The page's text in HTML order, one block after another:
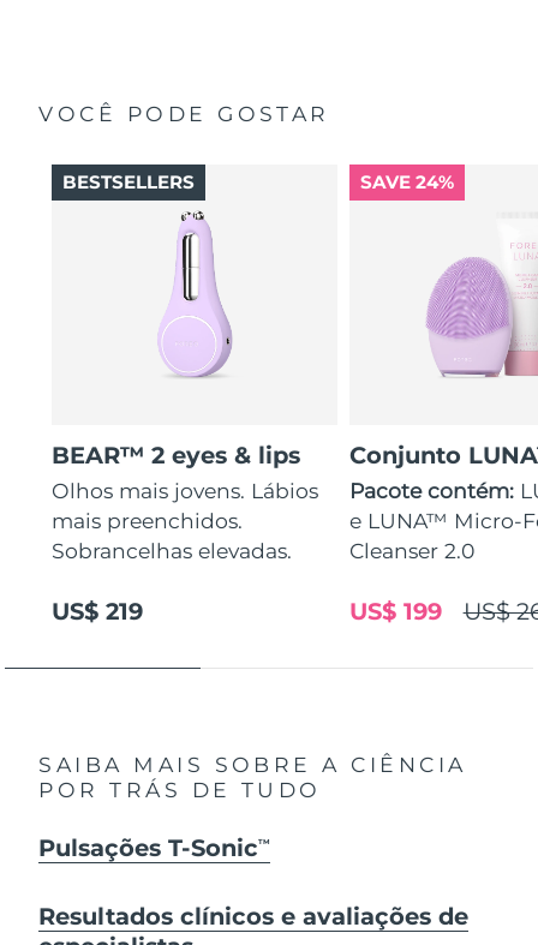
VOCÊ PODE GOSTAR
BEAR™ 2 eyes & lips
Olhos mais jovens. Lábios
mais preenchidos.
Sobrancelhas elevadas.
US$ 219
BESTSELLERS SAVE 24%
Conjunto
Pacote contém:
e LUNA™ Micro-
Cleanser 2.0
US$
US$ 199
SAIBA MAIS SOBRE A CIÊNCIA
POR TRÁS DE TUDO
Pulsações T-SonicTM
Resultados clínicos e avaliações de